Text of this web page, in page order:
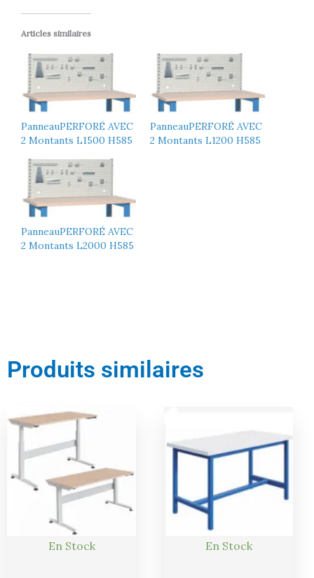
Articles similaires
PanneauPERFORÉ AVEC
2 Montants L1500 H585
PanneauPERFORÉ AVEC
2 Montants L1200 H585
PanneauPERFORÉ AVEC
2 Montants L2000 H585
Produits similaires
En Stock
1649,00 €.
Le
prix
actuel
est :
1567,00 €.
En Stock
initial
408,00 €.
actuel
est :
388,00 €.